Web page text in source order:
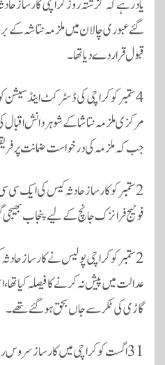
یاد رہے کہ گزشتہ روز کراچی کارساز
گئے عبوری چالان میں ملزمہ نتاشہ کے
قبول قرار دے دیا تھا۔
4 ستمبر کو کراچی کی ڈسٹرکٹ اینڈ
مرکزی ملزمہ نتاشا کے شوہر دانش
جب کہ ملزمہ کی درخواست ضمانت پر
2 ستمبر کو کارساز حادثہ کیس کی ایک
فوٹیج فرانزک جانچ کے لیے پنجاب
2 ستمبر کو کراچی پولیس نے کارساز
عدالت میں پیش نہ کرنے کا فیصلہ کیا
گاڑی کی ٹکر سے جاں بحق ہوگئے تھے۔
31 اگست کو کراچی میں کارساز